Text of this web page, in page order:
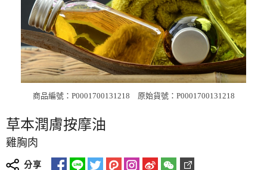
商品編號：P0001700131218 原始貨號：P0001700131218
草本潤膚按摩油
雞胸肉
分享